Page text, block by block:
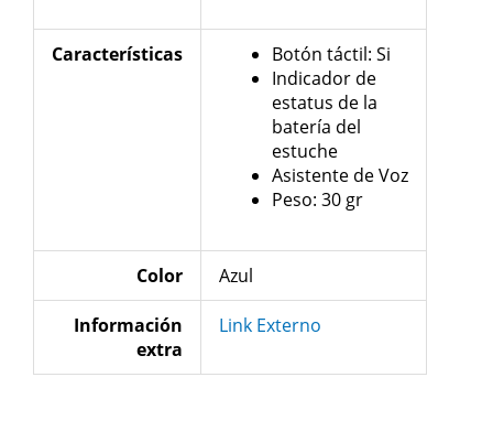
Características
Botón táctil: Si
Indicador de
estatus de la
batería del
estuche
Asistente de Voz
Peso: 30 gr
Color Azul
Información
extra
Link Externo